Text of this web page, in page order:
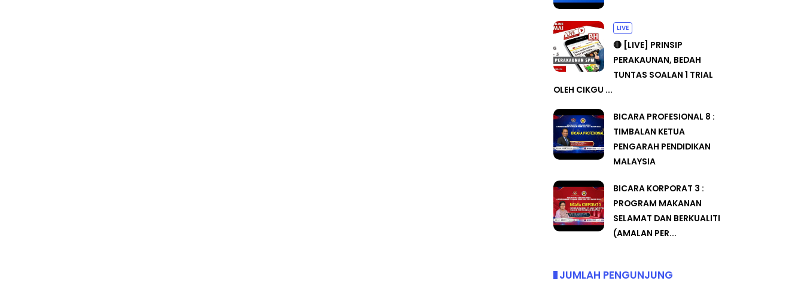
LIVE
🔴 [LIVE] PRINSIP
PERAKAUNAN, BEDAH
TUNTAS SOALAN 1 TRIAL
OLEH CIKGU ...
BICARA PROFESIONAL 8 :
TIMBALAN KETUA
PENGARAH PENDIDIKAN
MALAYSIA
BICARA KORPORAT 3 :
PROGRAM MAKANAN
SELAMAT DAN BERKUALITI
(AMALAN PER...
JUMLAH PENGUNJUNG